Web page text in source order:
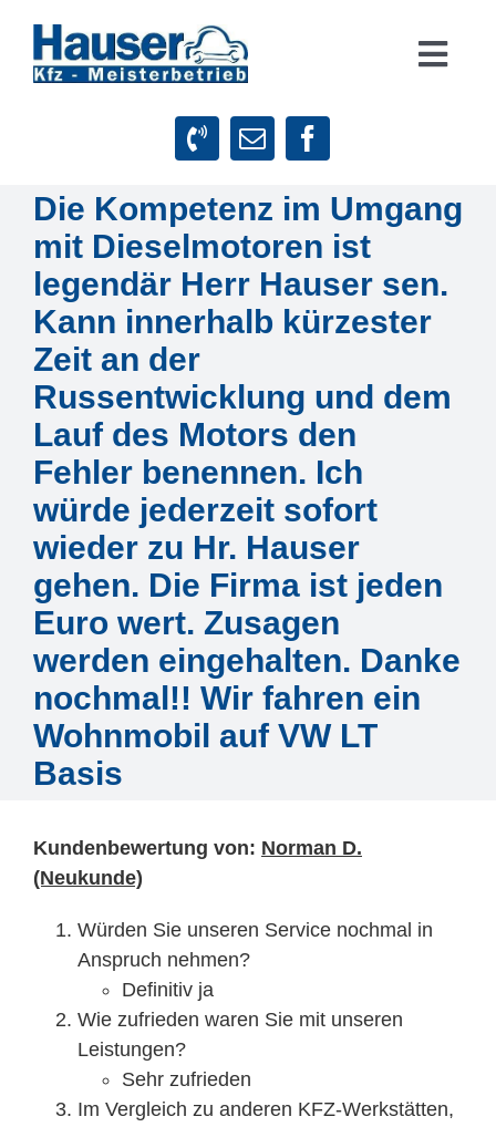
Inhalt
springen
Startseite
Leistungen
Firmenphilosophie
Kundenstimmen
Mitarbeiter
Karriere
Technische Infos
Kontakt & Anfahrt
Die Kompetenz im Umgang
mit Dieselmotoren ist
legendär Herr Hauser sen.
Kann innerhalb kürzester
Zeit an der
Russentwicklung und dem
Lauf des Motors den
Fehler benennen. Ich
würde jederzeit sofort
wieder zu Hr. Hauser
gehen. Die Firma ist jeden
Euro wert. Zusagen
werden eingehalten. Danke
nochmal!! Wir fahren ein
Wohnmobil auf VW LT
Basis
Kundenbewertung von: Norman D.
(Neukunde)
Würden Sie unseren Service nochmal in
Anspruch nehmen?
Definitiv ja
Wie zufrieden waren Sie mit unseren
Leistungen?
Sehr zufrieden
Im Vergleich zu anderen KFZ-Werkstätten,